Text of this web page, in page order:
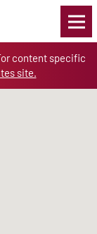
content specific
site.